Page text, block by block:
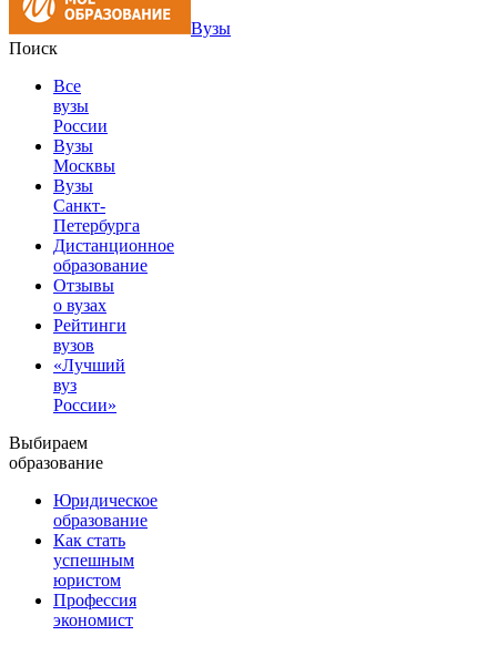
Вузы
Поиск
Все
вузы
России
Вузы
Москвы
Вузы
Санкт-
Петербурга
Дистанционное
образование
Отзывы
о вузах
Рейтинги
вузов
«Лучший
вуз
России»
Выбираем
образование
Юридическое
образование
Как стать
успешным
юристом
Профессия
экономист